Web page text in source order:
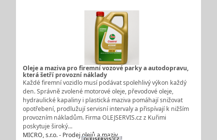
Oleje a maziva pro firemní vozové parky a autodopravu,
která šetří provozní náklady
Každé firemní vozidlo musí podávat spolehlivý výkon každý
den. Správně zvolené motorové oleje, převodové oleje,
hydraulické kapaliny i plastická maziva pomáhají snižovat
opotřebení, prodlužují servisní intervaly a přispívají k nižším
provozním nákladům. Firma OLEJSERVIS.cz z Kuřimi
poskytuje široký…
MICRO, s.r.o. - Prodej olejů a maziv